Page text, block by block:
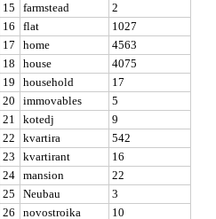
15
farmstead
2
16
flat
1027
17
home
4563
18
house
4075
19
household
17
20
immovables
5
21
kotedj
9
22
kvartira
542
23
kvartirant
16
24
mansion
22
25
Neubau
3
26
novostroika
10